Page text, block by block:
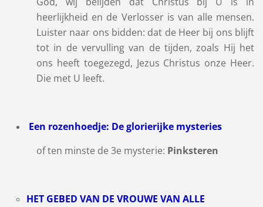
heerlijkheid en de Verlosser is van alle mensen.
Luister naar ons bidden: dat de Heer bij ons blijft
tot in de vervulling van de tijden, zoals Hij het
ons heeft toegezegd, Jezus Christus onze Heer.
Die met U leeft.
Een rozenhoedje: De glorierijke mysteries
of ten minste de 3e mysterie: Pinksteren
HET GEBED VAN DE VROUWE VAN ALLE